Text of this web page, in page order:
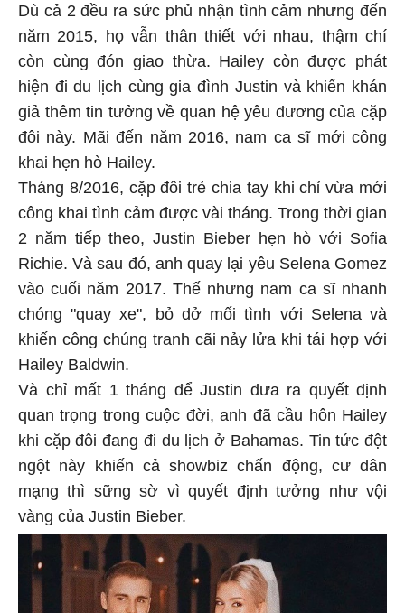
Dù cả 2 đều ra sức phủ nhận tình cảm nhưng đến
năm 2015, họ vẫn thân thiết với nhau, thậm chí
còn cùng đón giao thừa. Hailey còn được phát
hiện đi du lịch cùng gia đình Justin và khiến khán
giả thêm tin tưởng về quan hệ yêu đương của cặp
đôi này. Mãi đến năm 2016, nam ca sĩ mới công
khai hẹn hò Hailey.
Tháng 8/2016, cặp đôi trẻ chia tay khi chỉ vừa mới
công khai tình cảm được vài tháng. Trong thời gian
2 năm tiếp theo, Justin Bieber hẹn hò với Sofia
Richie. Và sau đó, anh quay lại yêu Selena Gomez
vào cuối năm 2017. Thế nhưng nam ca sĩ nhanh
chóng "quay xe", bỏ dở mối tình với Selena và
khiến công chúng tranh cãi nảy lửa khi tái hợp với
Hailey Baldwin.
Và chỉ mất 1 tháng để Justin đưa ra quyết định
quan trọng trong cuộc đời, anh đã cầu hôn Hailey
khi cặp đôi đang đi du lịch ở Bahamas. Tin tức đột
ngột này khiến cả showbiz chấn động, cư dân
mạng thì sững sờ vì quyết định tưởng như vội
vàng của Justin Bieber.